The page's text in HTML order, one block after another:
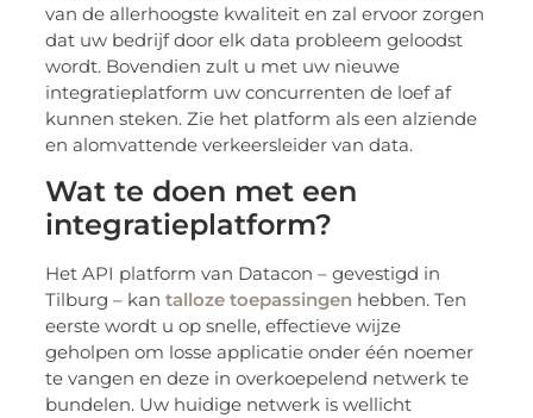
van de allerhoogste kwaliteit en zal ervoor zorgen
dat uw bedrijf door elk data probleem geloodst
wordt. Bovendien zult u met uw nieuwe
integratieplatform uw concurrenten de loef af
kunnen steken. Zie het platform als een alziende
en alomvattende verkeersleider van data.
Wat te doen met een
integratieplatform?
Het API platform van Datacon – gevestigd in
Tilburg – kantalloze toepassingen hebben. Ten
eerste wordt u op snelle, effectieve wijze
geholpen om losse applicatie onder één noemer
te vangen en deze in overkoepelend netwerk te
bundelen. Uw huidige netwerk is wellicht